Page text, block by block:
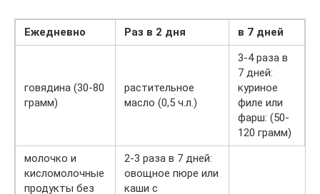
Ежедневно Раз в 2 дня в 7 дней
говядина (30-80
грамм)
растительное
масло (0,5 ч.л.)
3-4 раза в
7 дней:
куриное
филе или
фарш: (50-
120 грамм)
молочко и
кисломолочные
продукты без
2-3 раза в 7 дней:
овощное пюре или
каши с